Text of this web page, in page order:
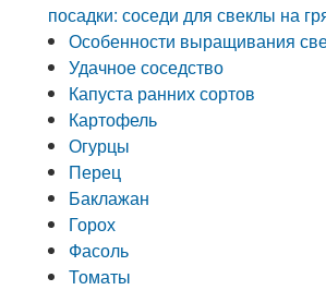
посадки: соседи для свеклы на
Особенности выращивания
Удачное соседство
Капуста ранних сортов
Картофель
Огурцы
Перец
Баклажан
Горох
Фасоль
Томаты